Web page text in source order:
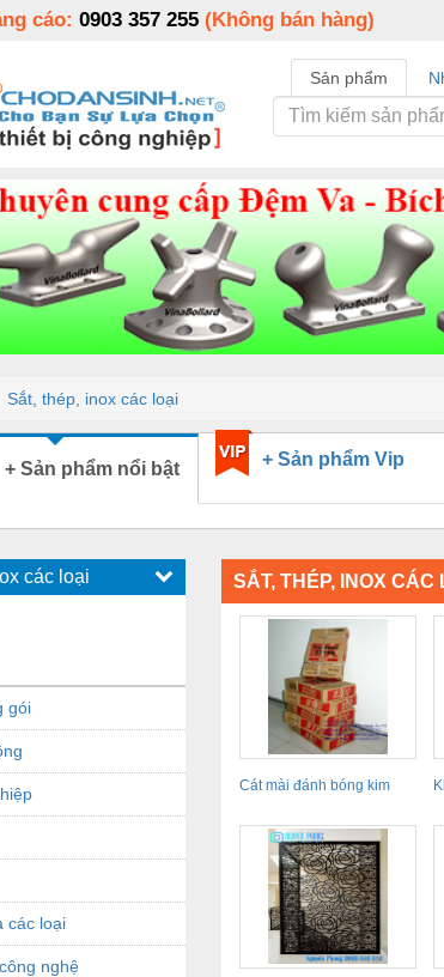
cáo: 0903 357 255 (Không bán hàng)
Sản phẩm
Sắt, thép, inox các loại
+ Sản phẩm nổi bật + Sản phẩm Vip
các loại
gói
các loại
nghệ
SẮT, THÉP, INOX CÁC
Cát mài đánh bóng kim